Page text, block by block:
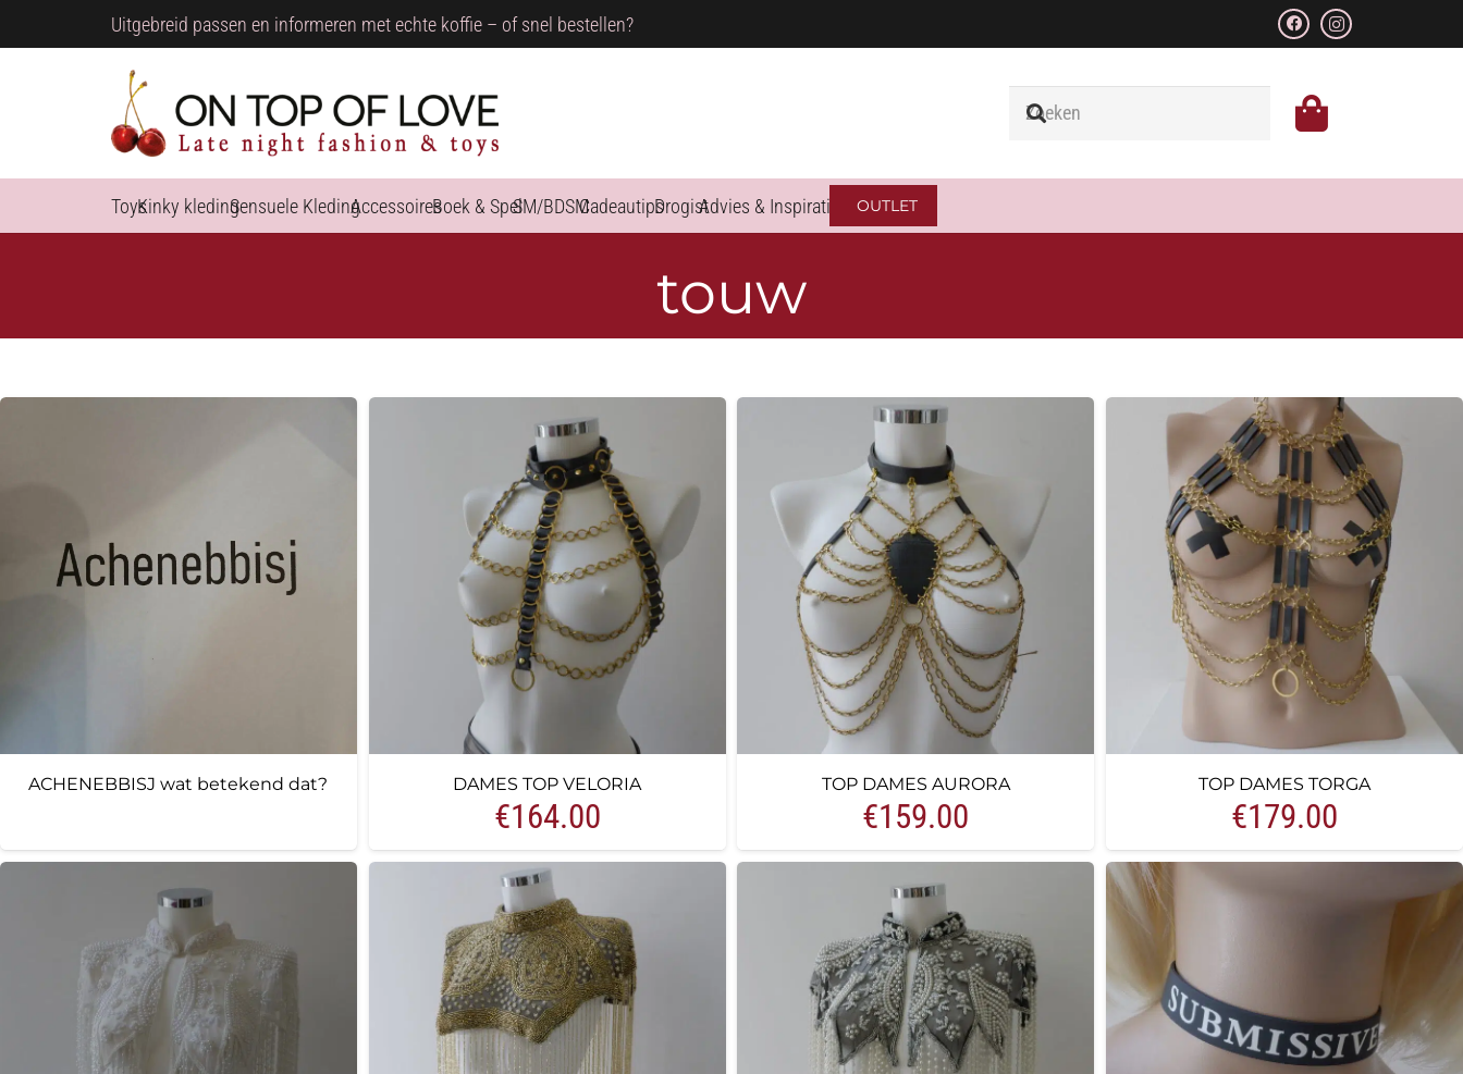
Uitgebreid passen en informeren met echte koffie – of snel bestellen?
ToysKinky kledingSensuele KledingAccessoiresBoek & SpelSM/BDSMCadeautipsDrogistAdvies & Inspiratie OUTLET
touw
ACHENEBBISJ wat betekend dat? DAMES TOP VELORIA
€164.00
TOP DAMES AURORA
€159.00
TOP DAMES TORGA
€179.00